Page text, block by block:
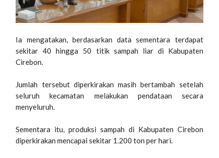
Ia mengatakan, berdasarkan data sementara terdapat
sekitar 40 hingga 50 titik sampah liar di Kabupaten
Cirebon.
Jumlah tersebut diperkirakan masih bertambah setelah
seluruh kecamatan melakukan pendataan secara
menyeluruh.
Sementara itu, produksi sampah di Kabupaten Cirebon
diperkirakan mencapai sekitar 1.200 ton per hari.